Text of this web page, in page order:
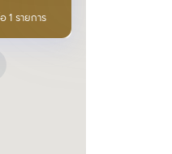
1 รายการ